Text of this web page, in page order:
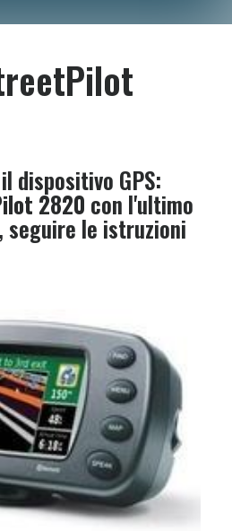
dispositivo GPS:
2820 con l'ultimo
seguire le istruzioni